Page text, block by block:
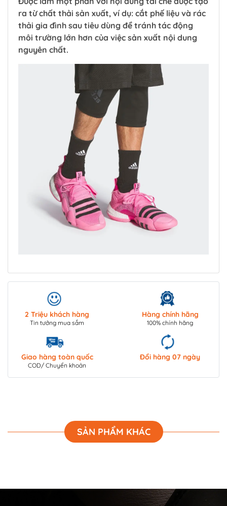
ra từ chất thải sản xuất, ví dụ: cắt phế liệu và rác
thải gia đình sau tiêu dùng để tránh tác động
môi trường lớn hơn của việc sản xuất nội dung
nguyên chất.
2 Triệu khách hàng
Tin tưởng mua sắm
Hàng chính hãng
100% chính hãng
Giao hàng toàn quốc
COD/ Chuyển khoản
Đổi hàng 07 ngày
SẢN PHẨM KHÁC